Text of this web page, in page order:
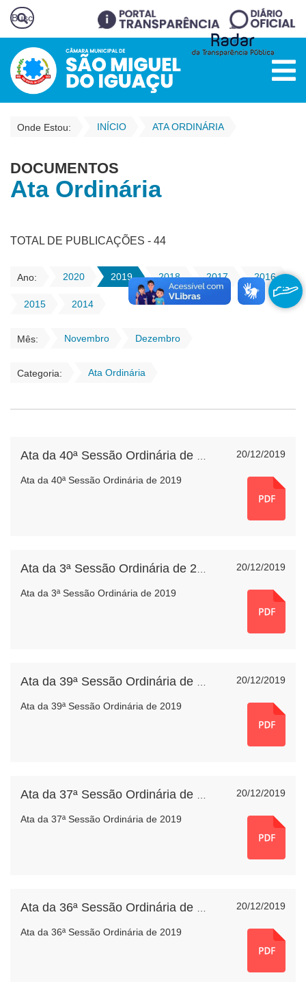
Onde Estou: INÍCIO ATA ORDINÁRIA
DOCUMENTOS
Ata Ordinária
TOTAL DE PUBLICAÇÕES - 44
Ano: 2020 2019 2018 2017 2016
2015 2014
Mês: Novembro Dezembro
Categoria: Ata Ordinária
20/12/2019
Ata da 40ª Sessão Ordinária de 2019
20/12/2019
Ata da 3ª Sessão Ordinária de 2019
20/12/2019
Ata da 39ª Sessão Ordinária de 2019
20/12/2019
Ata da 37ª Sessão Ordinária de 2019
20/12/2019
Ata da 36ª Sessão Ordinária de 2019